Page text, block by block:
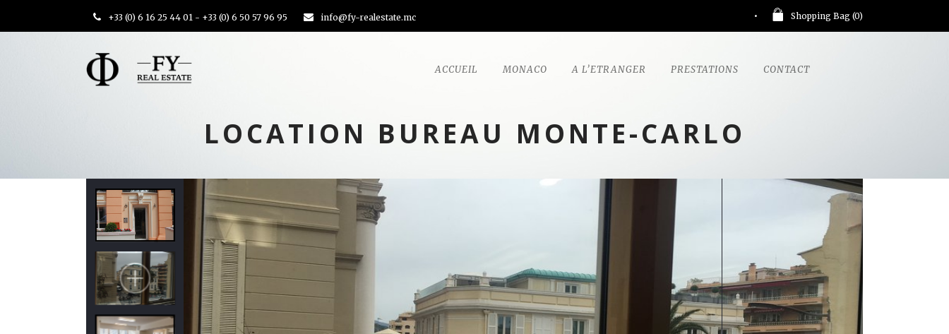
+33 (0) 6 16 25 44 01 - +33 (0) 6 50 57 96 95 info@fy-realestate.mc Shopping Bag (0)
ACCUEIL MONACO A L’ETRANGER PRESTATIONS CONTACT
LOCATION BUREAU MONTE-CARLO